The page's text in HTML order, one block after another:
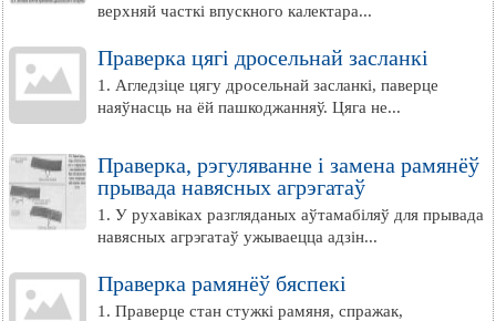
верхняй часткі впускного калектара...
Праверка цягі дросельнай засланкі
1. Агледзіце цягу дросельнай засланкі, паверце
наяўнасць на ёй пашкоджанняў. Цяга не...
Праверка, рэгуляванне і замена рамянёў
прывада навясных агрэгатаў
1. У рухавіках разгляданых аўтамабіляў для прывада
навясных агрэгатаў ужываецца адзін...
Праверка рамянёў бяспекі
1. Праверце стан стужкі рамяня, спражак,